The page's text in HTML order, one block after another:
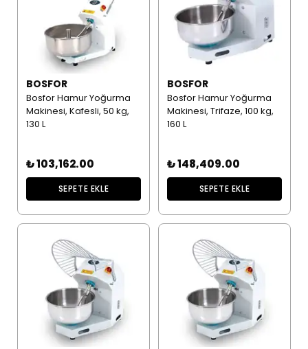
BOSFOR
Bosfor Hamur Yoğurma
Makinesi, Kafesli, 50 kg,
130 L
₺ 103,162.00
SEPETE EKLE
BOSFOR
Bosfor Hamur Yoğurma
Makinesi, Trifaze, 100 kg,
160 L
₺ 148,409.00
SEPETE EKLE